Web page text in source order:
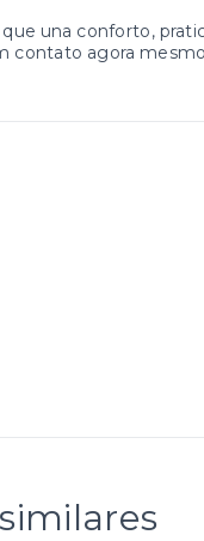
una conforto,
contato agora